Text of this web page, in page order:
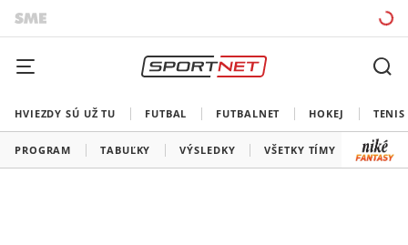
HVIEZDY SÚ UŽ TU FUTBAL FUTBALNET HOKEJ TENIS
PROGRAM TABUĽKY VÝSLEDKY VŠETKY TÍMY